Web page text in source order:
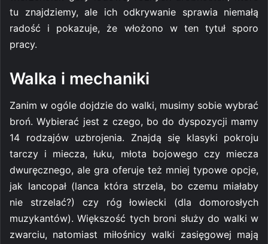
tu znajdziemy, ale ich odkrywanie sprawia niemałą
radość i pokazuje, że włożono w ten tytuł sporo
pracy.
Walka i mechaniki
Zanim w ogóle dojdzie do walki, musimy sobie wybrać
broń. Wybierać jest z czego, bo do dyspozycji mamy
14 rodzajów uzbrojenia. Znajdą się klasyki pokroju
tarczy i miecza, łuku, młota bojowego czy miecza
dwuręcznego, ale gra oferuje też mniej typowe opcje,
jak lancopał (lanca która strzela, bo czemu miałaby
nie strzelać?) czy róg łowiecki (dla domorosłych
muzykantów). Większość tych broni służy do walki w
zwarciu, natomiast miłośnicy walki zasięgowej mają